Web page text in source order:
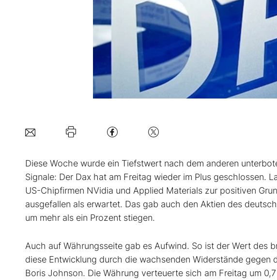
Kontakt
Diese Woche wurde ein Tiefstwert nach dem anderen
Signale: Der Dax hat am Freitag wieder im Plus geschlossen.
US-Chipfirmen NVidia und Applied Materials zur positiven
ausgefallen als erwartet. Das gab auch den Aktien des
um mehr als ein Prozent stiegen.
Auch auf Währungsseite gab es Aufwind. So ist der Wert des
diese Entwicklung durch die wachsenden Widerstände gegen
Boris Johnson. Die Währung verteuerte sich am Freitag um